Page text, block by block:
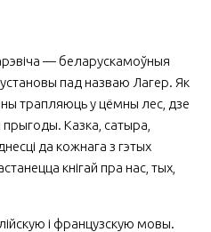
— беларускамоўныя
пад назваю Лагер. Як
трапляюць у цёмны лес, дзе
прыгоды. Казка, сатыра,
да кожнага з гэтых
кнігай пра нас, тых,
і французскую мовы.